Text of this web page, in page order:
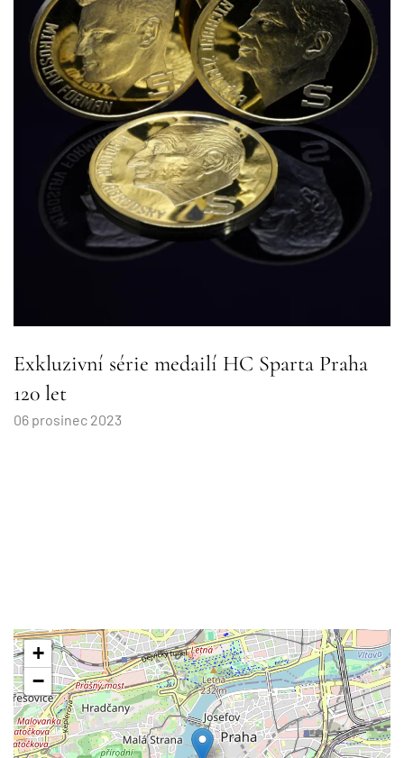
Exkluzivní série medailí HC Sparta Praha
120 let
06 prosinec 2023
+
−